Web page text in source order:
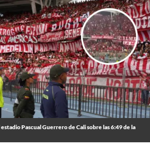
Pascual Guerrero de Cali sobre las 6:49 de la